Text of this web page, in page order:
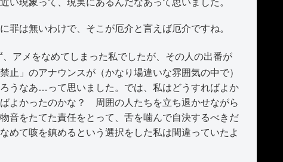
い現象って、現実にあるんだなあって思いました。
は無いわけで、そこが厄介と言えば厄介ですね。
アメをなめてしまった私でしたが、その人の出番が
」のアナウンスが（かなり場違いな雰囲気の中で）
うなあ…って思いました。では、私はどうすればよか
よかったのかな？ 周囲の人たちを立ち退かせながら
をたてた責任をとって、舌を噛んで自決するべきだ
て咳を鎮めるという選択をした私は間違っていたよ